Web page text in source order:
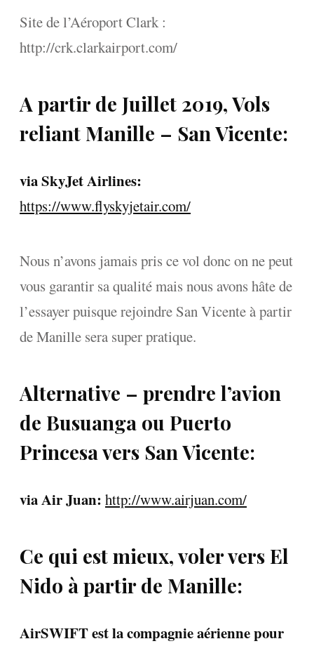
Site de l’Aéroport Clark :
http://crk.clarkairport.com/
A partir de Juillet 2019, Vols
reliant Manille – San Vicente:
via SkyJet Airlines:
https://www.flyskyjetair.com/
Nous n’avons jamais pris ce vol donc on ne peut
vous garantir sa qualité mais nous avons hâte de
l’essayer puisque rejoindre San Vicente à partir
de Manille sera super pratique.
Alternative – prendre l’avion
de Busuanga ou Puerto
Princesa vers San Vicente:
via Air Juan: http://www.airjuan.com/
Ce qui est mieux, voler vers El
Nido à partir de Manille:
AirSWIFT est la compagnie aérienne pour